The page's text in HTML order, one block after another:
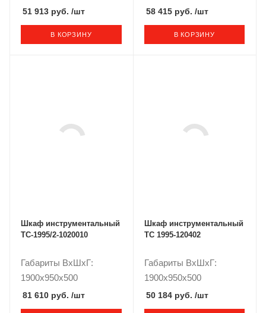
51 913 руб. /шт
В КОРЗИНУ
58 415 руб. /шт
В КОРЗИНУ
Шкаф инструментальный
TC-1995/2-1020010
Габариты ВxШxГ:
1900x950x500
81 610 руб. /шт
Шкаф инструментальный
ТС 1995-120402
Габариты ВxШxГ:
1900x950x500
50 184 руб. /шт